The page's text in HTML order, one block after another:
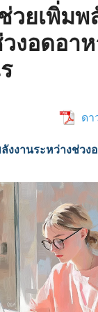
วยเพิ่มพ
งอดอา
ดา
งงานระหว่างช่วง